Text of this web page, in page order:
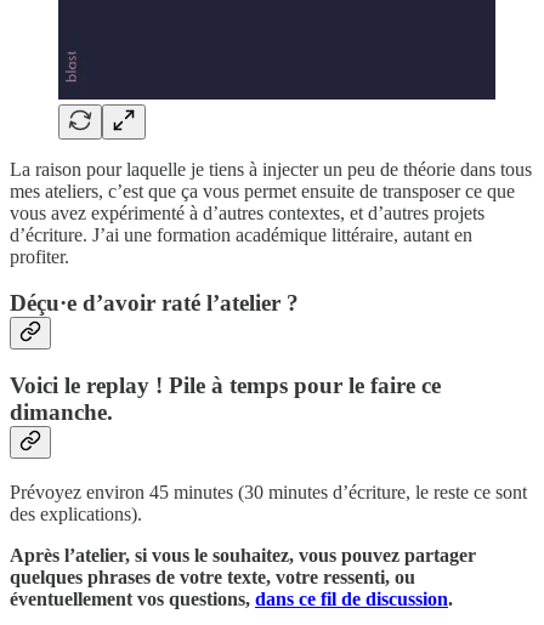
La raison pour laquelle je tiens à injecter un peu de théorie dans tous
mes ateliers, c’est que ça vous permet ensuite de transposer ce que
vous avez expérimenté à d’autres contextes, et d’autres projets
d’écriture. J’ai une formation académique littéraire, autant en
profiter.
Déçu·e d’avoir raté l’atelier ?
Voici le replay ! Pile à temps pour le faire ce
dimanche.
Prévoyez environ 45 minutes (30 minutes d’écriture, le reste ce sont
des explications).
Après l’atelier, si vous le souhaitez, vous pouvez partager
quelques phrases de votre texte, votre ressenti, ou
éventuellement vos questions, dans ce fil de discussion.